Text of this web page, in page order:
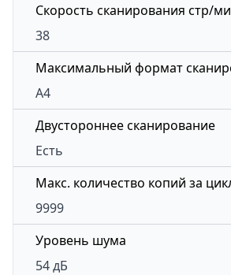
Скорость сканирования стр/
38
Максимальный формат
A4
Двустороннее сканирование
Есть
Макс. количество копий за
9999
Уровень шума
54 дБ